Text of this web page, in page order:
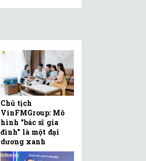
Chủ tịch
VinFMGroup: Mô
hình "bác sĩ gia
đình" là một đại
dương xanh